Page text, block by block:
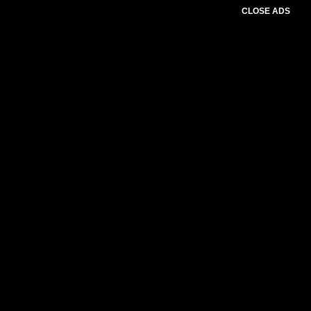
CLOSE ADS